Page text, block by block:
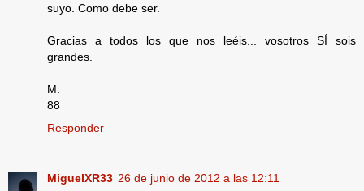
suyo. Como debe ser.
Gracias a todos los que nos leéis... vosotros SÍ sois
grandes.
M.
88
Responder
MiguelXR33 26 de junio de 2012 a las 12:11